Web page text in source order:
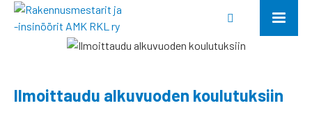
Ilmoittaudu alkuvuoden koulutuksiin